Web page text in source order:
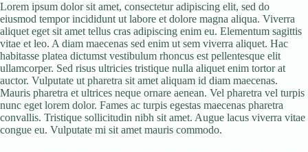
Lorem ipsum dolor sit amet, consectetur adipiscing elit, sed do
eiusmod tempor incididunt ut labore et dolore magna aliqua. Viverra
aliquet eget sit amet tellus cras adipiscing enim eu. Elementum sagittis
vitae et leo. A diam maecenas sed enim ut sem viverra aliquet. Hac
habitasse platea dictumst vestibulum rhoncus est pellentesque elit
ullamcorper. Sed risus ultricies tristique nulla aliquet enim tortor at
auctor. Vulputate ut pharetra sit amet aliquam id diam maecenas.
Mauris pharetra et ultrices neque ornare aenean. Vel pharetra vel turpis
nunc eget lorem dolor. Fames ac turpis egestas maecenas pharetra
convallis. Tristique sollicitudin nibh sit amet. Augue lacus viverra vitae
congue eu. Vulputate mi sit amet mauris commodo.